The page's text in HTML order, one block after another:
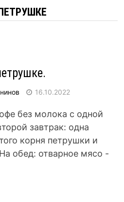
16.10.2022
без молока с одной
завтрак: одна
корня петрушки и
обед: отварное мясо -